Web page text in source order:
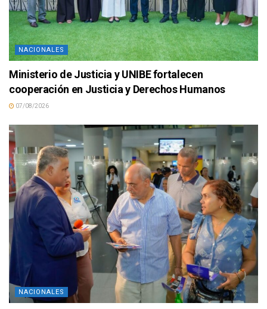
NACIONALES
Ministerio de Justicia y UNIBE fortalecen
cooperación en Justicia y Derechos Humanos
07/08/2026
NACIONALES